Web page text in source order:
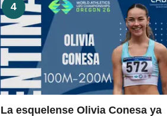
4
La esquelense Olivia Conesa ya